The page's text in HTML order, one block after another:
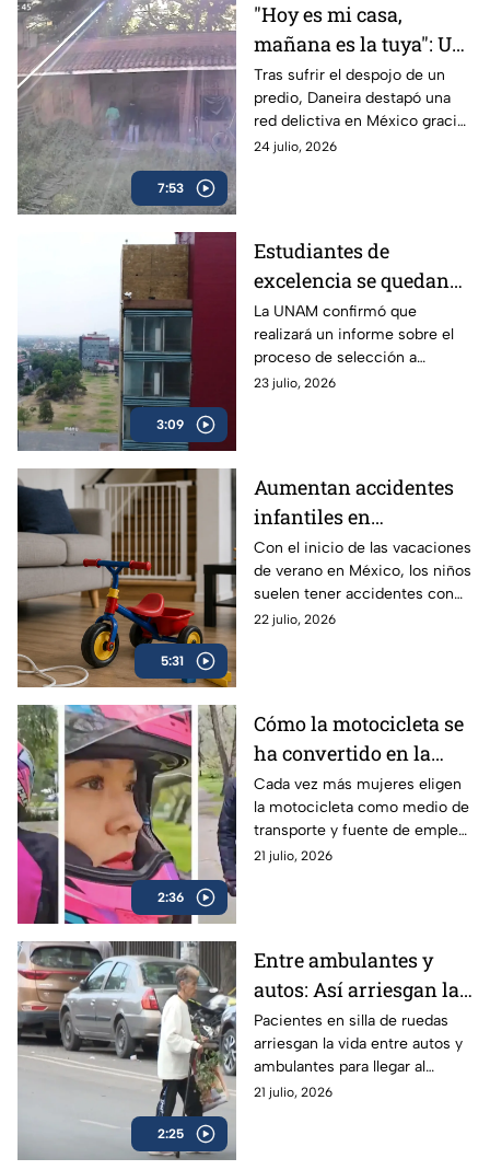
7:53
"Hoy es mi casa,
mañana es la tuya": Un
despojo destapó la red
delictiva
Tras sufrir el despojo de un
predio, Daneira destapó una
red delictiva en México gracias
a la unión de vecinos y pese al
24 julio, 2026
3:09
Estudiantes de
excelencia se quedan
sin un lugar para
cursar la universidad
La UNAM confirmó que
realizará un informe sobre el
proceso de selección a
licenciatura, a fin de aclarar el
23 julio, 2026
5:31
Aumentan accidentes
infantiles en
vacaciones: hasta 84
niños se lesionan cada
hora en México | VIDEO
Con el inicio de las vacaciones
de verano en México, los niños
suelen tener accidentes con
mucha más frecuencia, ¿qué
22 julio, 2026
2:36
Cómo la motocicleta se
ha convertido en la
aliada de libertad,
empleo y seguridad
para las mujeres
Cada vez más mujeres eligen
la motocicleta como medio de
transporte y fuente de empleo,
encontrando libertad, ahorro y
21 julio, 2026
2:25
Entre ambulantes y
autos: Así arriesgan la
vida los pacientes con
movilidad limitada del
Hospital Juárez en
GAM
Pacientes en silla de ruedas
arriesgan la vida entre autos y
ambulantes para llegar al
Hospital Juárez; autoridades
21 julio, 2026